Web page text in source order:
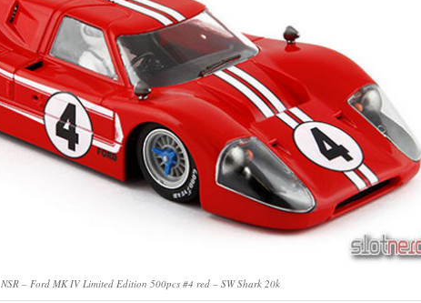
NSR – Ford MK IV Limited Edition 500pcs #4 red – SW Shark 20k